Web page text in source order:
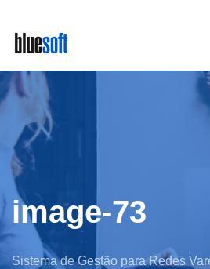
main
content
image-73
Sistema de Gestão para Redes